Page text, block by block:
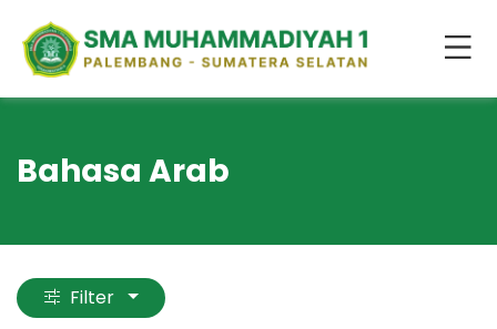
Bahasa Arab
Filter